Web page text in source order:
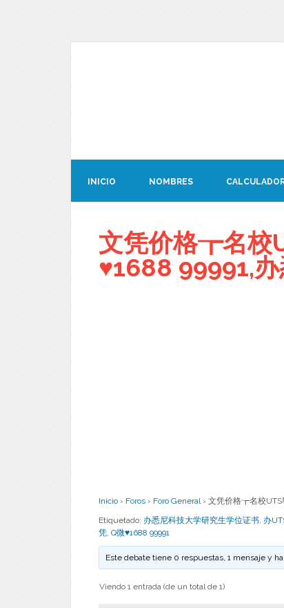
INICIO NOMBRES
文凭价格┲名校
♥1688 99991,
Inicio › Foros › Foro General › 文凭价格┲名校UTS
Etiquetado: 办悉尼科技大学研究生学位证书, 办
凭, Q微♥1688 99991
Este debate tiene 0 respuestas, 1 mensaje y
Viendo 1 entrada (de un total de 1)